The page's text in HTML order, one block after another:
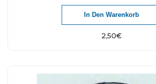
2,50€
In Den Warenkorb